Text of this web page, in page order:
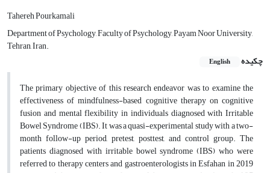
Tahereh Pourkamali
Department of Psychology, Faculty of Psychology, Payam Noor University,
Tehran, Iran.
چکیده
English
The primary objective of this research endeavor was to examine the
effectiveness of mindfulness-based cognitive therapy on cognitive
fusion and mental flexibility in individuals diagnosed with Irritable
Bowel Syndrome (IBS). It was a quasi-experimental study with a two-
month follow-up period, pretest, posttest, and control group. The
patients diagnosed with irritable bowel syndrome (IBS) who were
referred to therapy centers and gastroenterologists in Esfahan in 2019